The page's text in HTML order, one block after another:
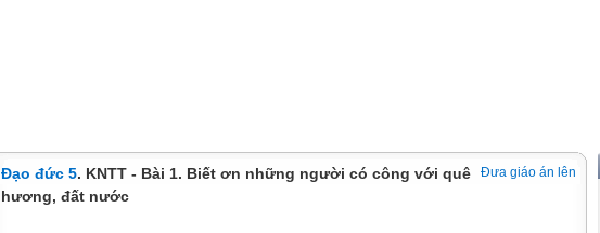
Đưa giáo án lên
Đạo đức 5. KNTT - Bài 1. Biết ơn những người có công với quê
hương, đất nước